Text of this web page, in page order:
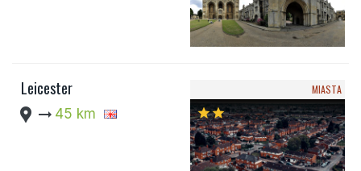
Leicester
location_pin arrow_right_alt 45 km
MIASTA
starstar